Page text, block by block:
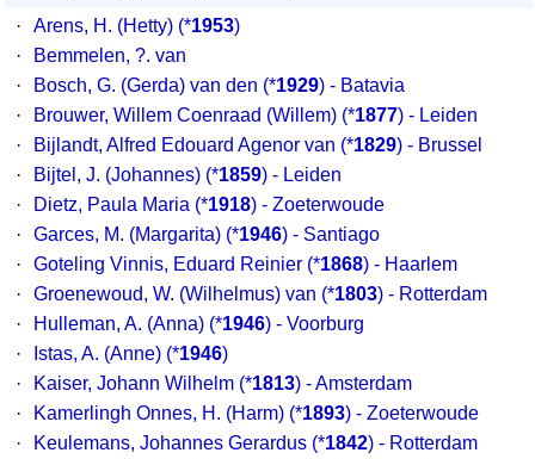
·
Arens, H. (Hetty) (*1953)
·
Bemmelen, ?. van
·
Bosch, G. (Gerda) van den (*1929) - Batavia
·
Brouwer, Willem Coenraad (Willem) (*1877) - Leiden
·
Bijlandt, Alfred Edouard Agenor van (*1829) - Brussel
·
Bijtel, J. (Johannes) (*1859) - Leiden
·
Dietz, Paula Maria (*1918) - Zoeterwoude
·
Garces, M. (Margarita) (*1946) - Santiago
·
Goteling Vinnis, Eduard Reinier (*1868) - Haarlem
·
Groenewoud, W. (Wilhelmus) van (*1803) - Rotterdam
·
Hulleman, A. (Anna) (*1946) - Voorburg
·
Istas, A. (Anne) (*1946)
·
Kaiser, Johann Wilhelm (*1813) - Amsterdam
·
Kamerlingh Onnes, H. (Harm) (*1893) - Zoeterwoude
·
Keulemans, Johannes Gerardus (*1842) - Rotterdam